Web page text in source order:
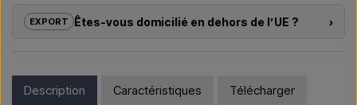
promoteurs immobiliers avec des
pour douches extérieures – du choix du modèle à la bonne
Vous souhaitez un
plus importante, contactez-nous – réponse rapide.
EXPORT Êtes-vous domicilié en dehors de l’UE ?
›
commander directement sur le webshop. En revanche, vous
pouvez nous contacter et recevoir un prix avec la livraison et,
Description Caractéristiques Télécharger